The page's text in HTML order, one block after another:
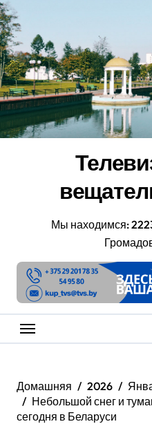
Перейти
к
содержанию
Мы находимся:
Домашняя 2026
Небольшой снег и
сегодня в Беларуси